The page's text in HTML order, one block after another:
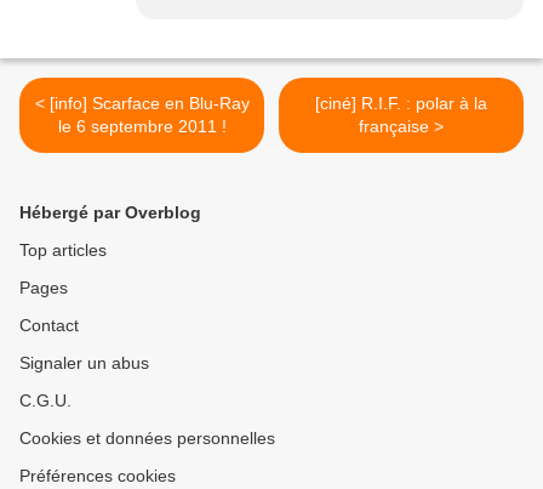
< [info] Scarface en Blu-Ray
le 6 septembre 2011 !
[ciné] R.I.F. : polar à la
française >
Hébergé par Overblog
Top articles
Pages
Contact
Signaler un abus
C.G.U.
Cookies et données personnelles
Préférences cookies